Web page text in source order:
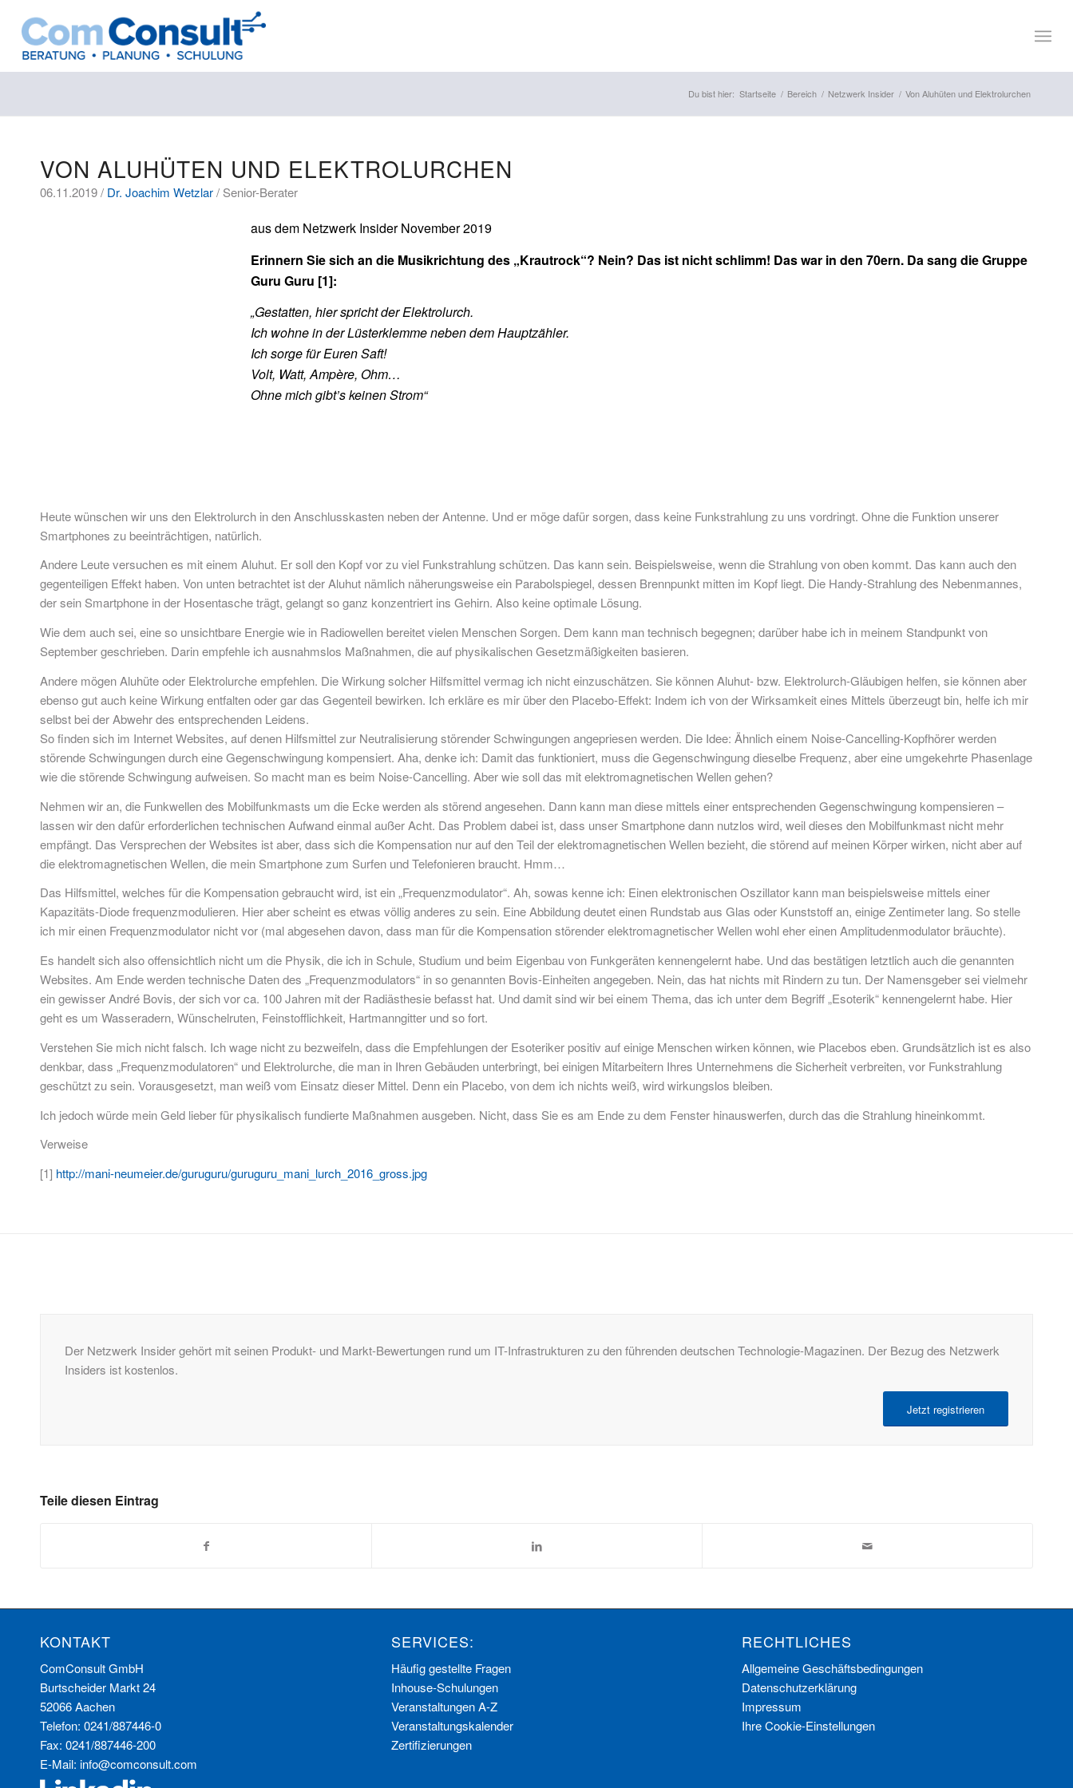
Du bist hier: Startseite / Bereich / Netzwerk Insider / Von Aluhüten und Elektrolurchen
VON ALUHÜTEN UND ELEKTROLURCHEN
06.11.2019 / Dr. Joachim Wetzlar/ Senior-Berater
aus dem Netzwerk Insider November 2019
Erinnern Sie sich an die Musikrichtung des „Krautrock“? Nein? Das ist nicht schlimm! Das war in den 70ern. Da sang die Gruppe
Guru Guru [1]:
„Gestatten, hier spricht der Elektrolurch.
Ich wohne in der Lüsterklemme neben dem Hauptzähler.
Ich sorge für Euren Saft!
Volt, Watt, Ampère, Ohm…
Ohne mich gibt’s keinen Strom“
Heute wünschen wir uns den Elektrolurch in den Anschlusskasten neben der Antenne. Und er möge dafür sorgen, dass keine Funkstrahlung zu uns vordringt. Ohne die Funktion unserer
Smartphones zu beeinträchtigen, natürlich.
Andere Leute versuchen es mit einem Aluhut. Er soll den Kopf vor zu viel Funkstrahlung schützen. Das kann sein. Beispielsweise, wenn die Strahlung von oben kommt. Das kann auch den
gegenteiligen Effekt haben. Von unten betrachtet ist der Aluhut nämlich näherungsweise ein Parabolspiegel, dessen Brennpunkt mitten im Kopf liegt. Die Handy-Strahlung des Nebenmannes,
der sein Smartphone in der Hosentasche trägt, gelangt so ganz konzentriert ins Gehirn. Also keine optimale Lösung.
Wie dem auch sei, eine so unsichtbare Energie wie in Radiowellen bereitet vielen Menschen Sorgen. Dem kann man technisch begegnen; darüber habe ich in meinem Standpunkt von
September geschrieben. Darin empfehle ich ausnahmslos Maßnahmen, die auf physikalischen Gesetzmäßigkeiten basieren.
Andere mögen Aluhüte oder Elektrolurche empfehlen. Die Wirkung solcher Hilfsmittel vermag ich nicht einzuschätzen. Sie können Aluhut- bzw. Elektrolurch-Gläubigen helfen, sie können aber
ebenso gut auch keine Wirkung entfalten oder gar das Gegenteil bewirken. Ich erkläre es mir über den Placebo-Effekt: Indem ich von der Wirksamkeit eines Mittels überzeugt bin, helfe ich mir
selbst bei der Abwehr des entsprechenden Leidens.
So finden sich im Internet Websites, auf denen Hilfsmittel zur Neutralisierung störender Schwingungen angepriesen werden. Die Idee: Ähnlich einem Noise-Cancelling-Kopfhörer werden
störende Schwingungen durch eine Gegenschwingung kompensiert. Aha, denke ich: Damit das funktioniert, muss die Gegenschwingung dieselbe Frequenz, aber eine umgekehrte Phasenlage
wie die störende Schwingung aufweisen. So macht man es beim Noise-Cancelling. Aber wie soll das mit elektromagnetischen Wellen gehen?
Nehmen wir an, die Funkwellen des Mobilfunkmasts um die Ecke werden als störend angesehen. Dann kann man diese mittels einer entsprechenden Gegenschwingung kompensieren –
lassen wir den dafür erforderlichen technischen Aufwand einmal außer Acht. Das Problem dabei ist, dass unser Smartphone dann nutzlos wird, weil dieses den Mobilfunkmast nicht mehr
empfängt. Das Versprechen der Websites ist aber, dass sich die Kompensation nur auf den Teil der elektromagnetischen Wellen bezieht, die störend auf meinen Körper wirken, nicht aber auf
die elektromagnetischen Wellen, die mein Smartphone zum Surfen und Telefonieren braucht. Hmm…
Das Hilfsmittel, welches für die Kompensation gebraucht wird, ist ein „Frequenzmodulator“. Ah, sowas kenne ich: Einen elektronischen Oszillator kann man beispielsweise mittels einer
Kapazitäts-Diode frequenzmodulieren. Hier aber scheint es etwas völlig anderes zu sein. Eine Abbildung deutet einen Rundstab aus Glas oder Kunststoff an, einige Zentimeter lang. So stelle
ich mir einen Frequenzmodulator nicht vor (mal abgesehen davon, dass man für die Kompensation störender elektromagnetischer Wellen wohl eher einen Amplitudenmodulator bräuchte).
Es handelt sich also offensichtlich nicht um die Physik, die ich in Schule, Studium und beim Eigenbau von Funkgeräten kennengelernt habe. Und das bestätigen letztlich auch die genannten
Websites. Am Ende werden technische Daten des „Frequenzmodulators“ in so genannten Bovis-Einheiten angegeben. Nein, das hat nichts mit Rindern zu tun. Der Namensgeber sei vielmehr
ein gewisser André Bovis, der sich vor ca. 100 Jahren mit der Radiästhesie befasst hat. Und damit sind wir bei einem Thema, das ich unter dem Begriff „Esoterik“ kennengelernt habe. Hier
geht es um Wasseradern, Wünschelruten, Feinstofflichkeit, Hartmanngitter und so fort.
Verstehen Sie mich nicht falsch. Ich wage nicht zu bezweifeln, dass die Empfehlungen der Esoteriker positiv auf einige Menschen wirken können, wie Placebos eben. Grundsätzlich ist es also
denkbar, dass „Frequenzmodulatoren“ und Elektrolurche, die man in Ihren Gebäuden unterbringt, bei einigen Mitarbeitern Ihres Unternehmens die Sicherheit verbreiten, vor Funkstrahlung
geschützt zu sein. Vorausgesetzt, man weiß vom Einsatz dieser Mittel. Denn ein Placebo, von dem ich nichts weiß, wird wirkungslos bleiben.
Ich jedoch würde mein Geld lieber für physikalisch fundierte Maßnahmen ausgeben. Nicht, dass Sie es am Ende zu dem Fenster hinauswerfen, durch das die Strahlung hineinkommt.
Verweise
[1] http://mani-neumeier.de/guruguru/guruguru_mani_lurch_2016_gross.jpg
Der Netzwerk Insider gehört mit seinen Produkt- und Markt-Bewertungen rund um IT-Infrastrukturen zu den führenden deutschen Technologie-Magazinen. Der Bezug des Netzwerk
Insiders ist kostenlos.
Jetzt registrieren
Teile diesen Eintrag
KONTAKT
ComConsult GmbH
Burtscheider Markt 24
52066 Aachen
Telefon: 0241/887446-0
Fax: 0241/887446-200
E-Mail: info@comconsult.com
SERVICES:
Häufig gestellte Fragen
Inhouse-Schulungen
Veranstaltungen A-Z
Veranstaltungskalender
Zertifizierungen
RECHTLICHES
Allgemeine Geschäftsbedingungen
Datenschutzerklärung
Impressum
Ihre Cookie-Einstellungen